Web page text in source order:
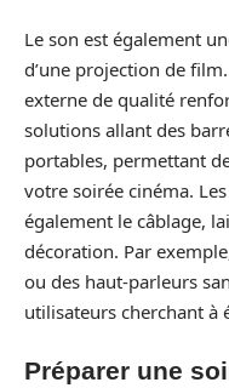
Le son est également
d’une projection de
externe de qualité
solutions allant des
portables, permettant
votre soirée cinéma.
également le câblage,
décoration. Par
ou des haut-parleurs
utilisateurs cherchant à
Préparer une